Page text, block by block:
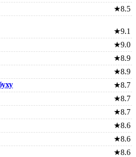
★8.5
★9.1
★9.0
★8.9
★8.9
★8.7
★8.7
★8.7
★8.6
★8.6
★8.6